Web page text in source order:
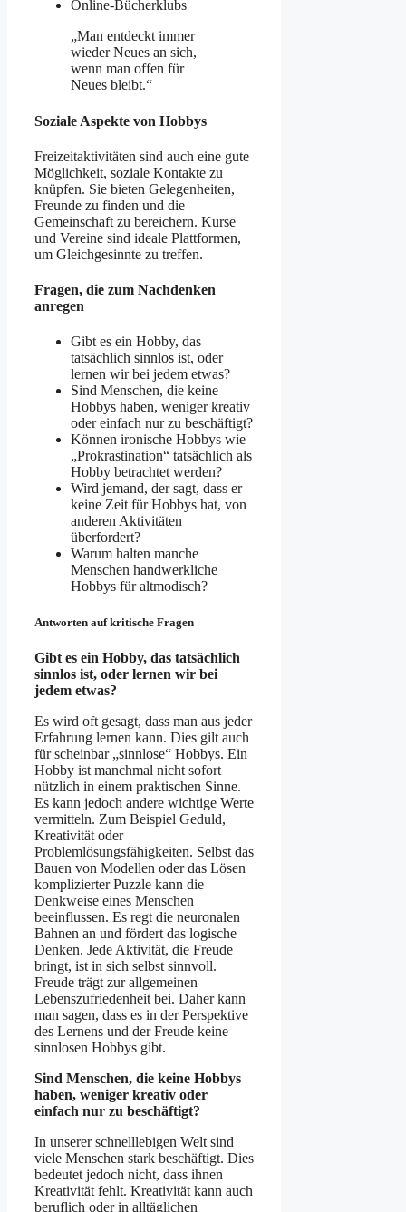
Online-Bücherklubs
„Man entdeckt immer
wieder Neues an sich,
wenn man offen für
Neues bleibt.“
Soziale Aspekte von Hobbys
Freizeitaktivitäten sind auch eine gute
Möglichkeit, soziale Kontakte zu
knüpfen. Sie bieten Gelegenheiten,
Freunde zu finden und die
Gemeinschaft zu bereichern. Kurse
und Vereine sind ideale Plattformen,
um Gleichgesinnte zu treffen.
Fragen, die zum Nachdenken
anregen
Gibt es ein Hobby, das
tatsächlich sinnlos ist, oder
lernen wir bei jedem etwas?
Sind Menschen, die keine
Hobbys haben, weniger kreativ
oder einfach nur zu beschäftigt?
Können ironische Hobbys wie
„Prokrastination“ tatsächlich als
Hobby betrachtet werden?
Wird jemand, der sagt, dass er
keine Zeit für Hobbys hat, von
anderen Aktivitäten
überfordert?
Warum halten manche
Menschen handwerkliche
Hobbys für altmodisch?
Antworten auf kritische Fragen
Gibt es ein Hobby, das tatsächlich
sinnlos ist, oder lernen wir bei
jedem etwas?
Es wird oft gesagt, dass man aus jeder
Erfahrung lernen kann. Dies gilt auch
für scheinbar „sinnlose“ Hobbys. Ein
Hobby ist manchmal nicht sofort
nützlich in einem praktischen Sinne.
Es kann jedoch andere wichtige Werte
vermitteln. Zum Beispiel Geduld,
Kreativität oder
Problemlösungsfähigkeiten. Selbst das
Bauen von Modellen oder das Lösen
komplizierter Puzzle kann die
Denkweise eines Menschen
beeinflussen. Es regt die neuronalen
Bahnen an und fördert das logische
Denken. Jede Aktivität, die Freude
bringt, ist in sich selbst sinnvoll.
Freude trägt zur allgemeinen
Lebenszufriedenheit bei. Daher kann
man sagen, dass es in der Perspektive
des Lernens und der Freude keine
sinnlosen Hobbys gibt.
Sind Menschen, die keine Hobbys
haben, weniger kreativ oder
einfach nur zu beschäftigt?
In unserer schnelllebigen Welt sind
viele Menschen stark beschäftigt. Dies
bedeutet jedoch nicht, dass ihnen
Kreativität fehlt. Kreativität kann auch
beruflich oder in alltäglichen